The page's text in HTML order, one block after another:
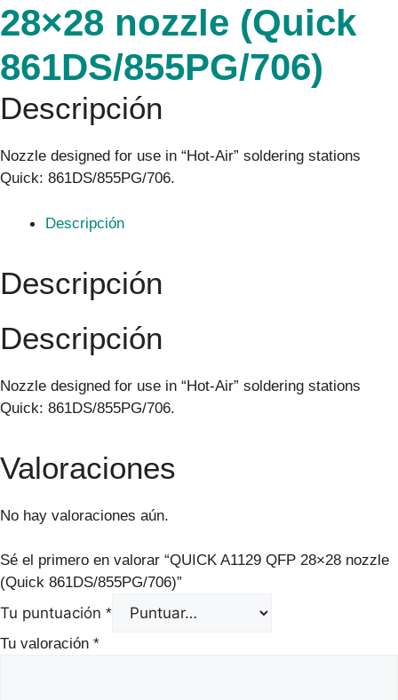
28×28 nozzle (Quick
861DS/855PG/706)
Descripción
Nozzle designed for use in “Hot-Air” soldering stations
Quick: 861DS/855PG/706.
Descripción
Descripción
Descripción
Nozzle designed for use in “Hot-Air” soldering stations
Quick: 861DS/855PG/706.
Valoraciones
No hay valoraciones aún.
Sé el primero en valorar “QUICK A1129 QFP 28×28 nozzle
(Quick 861DS/855PG/706)”
Tu puntuación *
Tu valoración *